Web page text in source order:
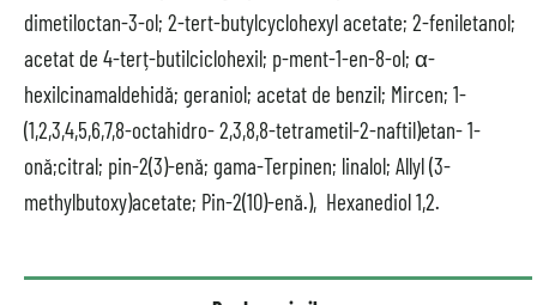
dimetiloctan-3-ol; 2-tert-butylcyclohexyl acetate; 2-feniletanol;
acetat de 4-terț-butilciclohexil; p-ment-1-en-8-ol; α-
hexilcinamaldehidă; geraniol; acetat de benzil; Mircen; 1-
(1,2,3,4,5,6,7,8-octahidro- 2,3,8,8-tetrametil-2-naftil)etan- 1-
onă;citral; pin-2(3)-enă; gama-Terpinen; linalol; Allyl (3-
methylbutoxy)acetate; Pin-2(10)-enă.), Hexanediol 1,2.